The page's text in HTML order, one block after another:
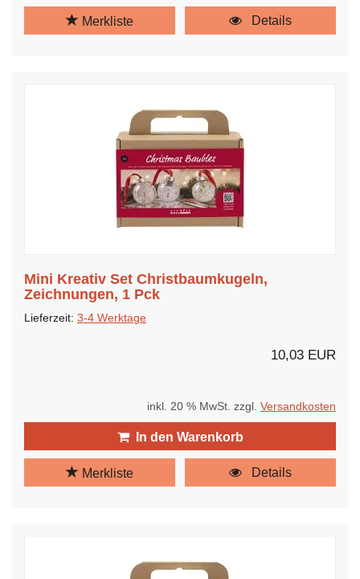
Merkliste Details
Mini Kreativ Set Christbaumkugeln,
Zeichnungen, 1 Pck
Lieferzeit: 3-4 Werktage
10,03 EUR
inkl. 20 % MwSt. zzgl. Versandkosten
In den Warenkorb
Merkliste Details